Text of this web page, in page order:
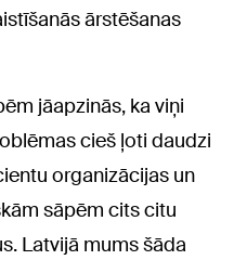
ārstēšanas
jāapzinās, ka viņi
cieš ļoti daudzi
organizācijas un
sāpēm cits citu
Latvijā mums šāda